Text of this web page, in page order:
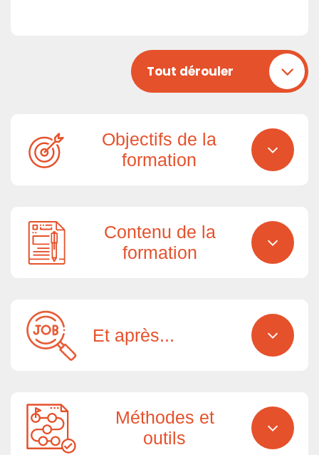
Tout dérouler
Objectifs de la
formation
Contenu de la
formation
Et après...
Méthodes et
outils